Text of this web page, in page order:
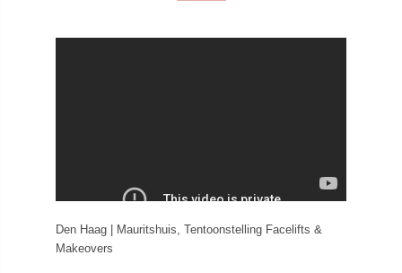
Den Haag | Mauritshuis, Tentoonstelling Facelifts &
Makeovers